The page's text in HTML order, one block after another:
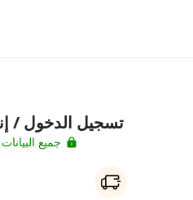
تسجيل الدخول /
جميع